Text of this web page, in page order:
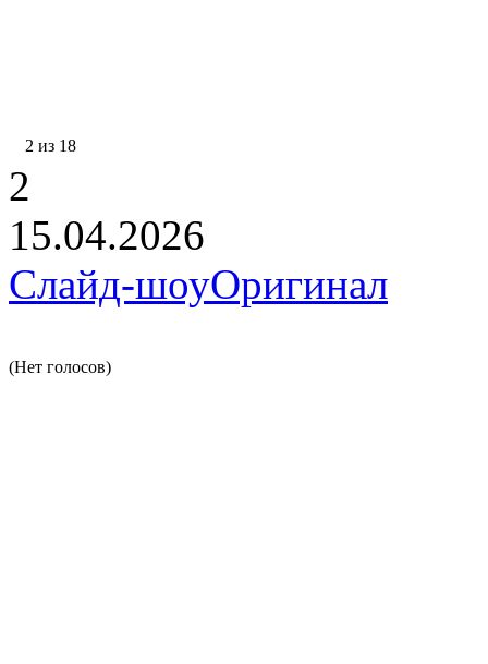
2 из 18
2
15.04.2026
Слайд-шоуОригинал
(Нет голосов)